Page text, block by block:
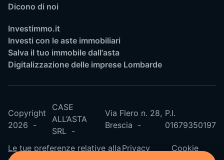
Dicono di noi
Investimmo.it
Investi con le aste immobiliari
Salva il tuo immobile dall'asta
Digitalizzazione delle imprese Lombarde
Copyright
2026
CASE
ALL’ASTA
SRL
Via Flero n. 28,
Brescia
P.I.
01679350197
Le tue preferenze relative alla Privacy
Cookie